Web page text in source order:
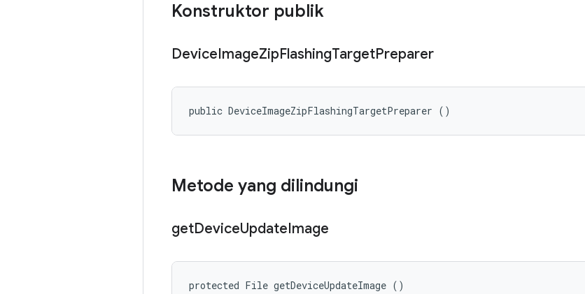
Konstruktor publik
DeviceImageZipFlashingTargetPreparer
public DeviceImageZipFlashingTargetPreparer ()
Metode yang dilindungi
getDeviceUpdateImage
protected File getDeviceUpdateImage ()